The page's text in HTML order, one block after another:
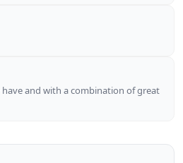
and with a combination of great